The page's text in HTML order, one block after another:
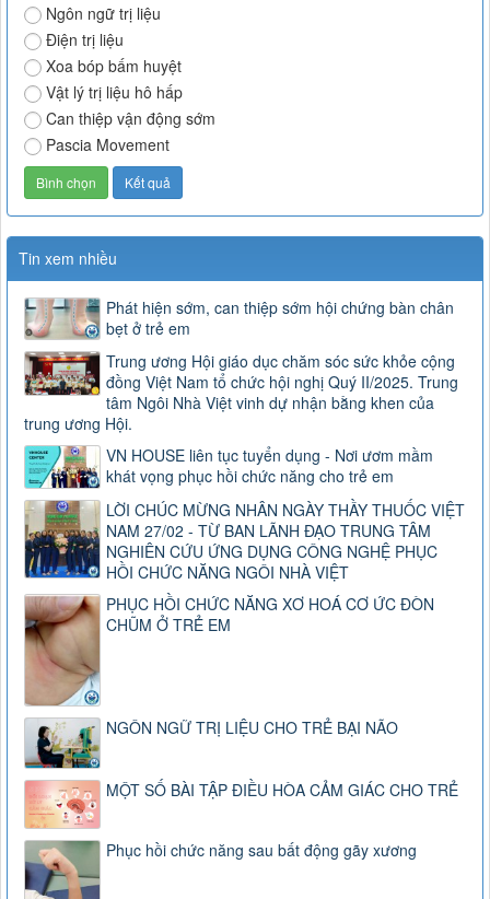
Ngôn ngữ trị liệu
Điện trị liệu
Xoa bóp bấm huyệt
Vật lý trị liệu hô hấp
Can thiệp vận động sớm
Pascia Movement
Tin xem nhiều
Phát hiện sớm, can thiệp sớm hội chứng bàn chân
bẹt ở trẻ em
Trung ương Hội giáo dục chăm sóc sức khỏe cộng
đồng Việt Nam tổ chức hội nghị Quý II/2025. Trung
tâm Ngôi Nhà Việt vinh dự nhận bằng khen của
trung ương Hội.
VN HOUSE liên tục tuyển dụng - Nơi ươm mầm
khát vọng phục hồi chức năng cho trẻ em
LỜI CHÚC MỪNG NHÂN NGÀY THẦY THUỐC VIỆT
NAM 27/02 - TỪ BAN LÃNH ĐẠO TRUNG TÂM
NGHIÊN CỨU ỨNG DỤNG CÔNG NGHỆ PHỤC
HỒI CHỨC NĂNG NGÔI NHÀ VIỆT
PHỤC HỒI CHỨC NĂNG XƠ HOÁ CƠ ỨC ĐÒN
CHŨM Ở TRẺ EM
NGÔN NGỮ TRỊ LIỆU CHO TRẺ BẠI NÃO
MỘT SỐ BÀI TẬP ĐIỀU HÒA CẢM GIÁC CHO TRẺ
Phục hồi chức năng sau bất động gãy xương